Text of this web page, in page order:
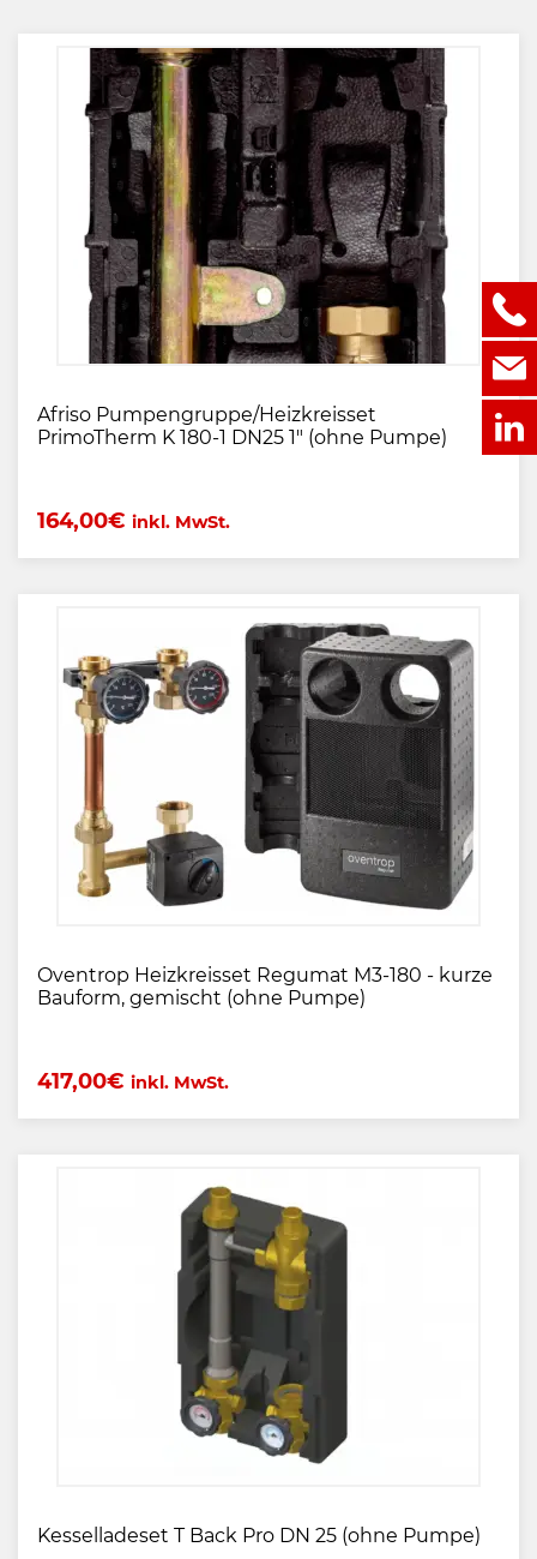
Afriso Pumpengruppe/Heizkreisset
PrimoTherm K 180-1 DN25 1" (ohne Pumpe)
164,00€ inkl. MwSt.
Oventrop Heizkreisset Regumat M3-180 - kurze
Bauform, gemischt (ohne Pumpe)
417,00€ inkl. MwSt.
Kesselladeset T Back Pro DN 25 (ohne Pumpe)